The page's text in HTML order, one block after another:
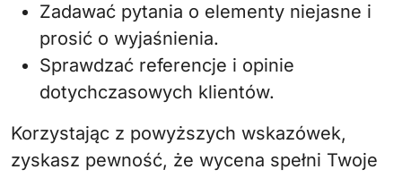
Zadawać pytania o elementy niejasne i
prosić o wyjaśnienia.
Sprawdzać referencje i opinie
dotychczasowych klientów.
Korzystając z powyższych wskazówek,
zyskasz pewność, że wycena spełni Twoje